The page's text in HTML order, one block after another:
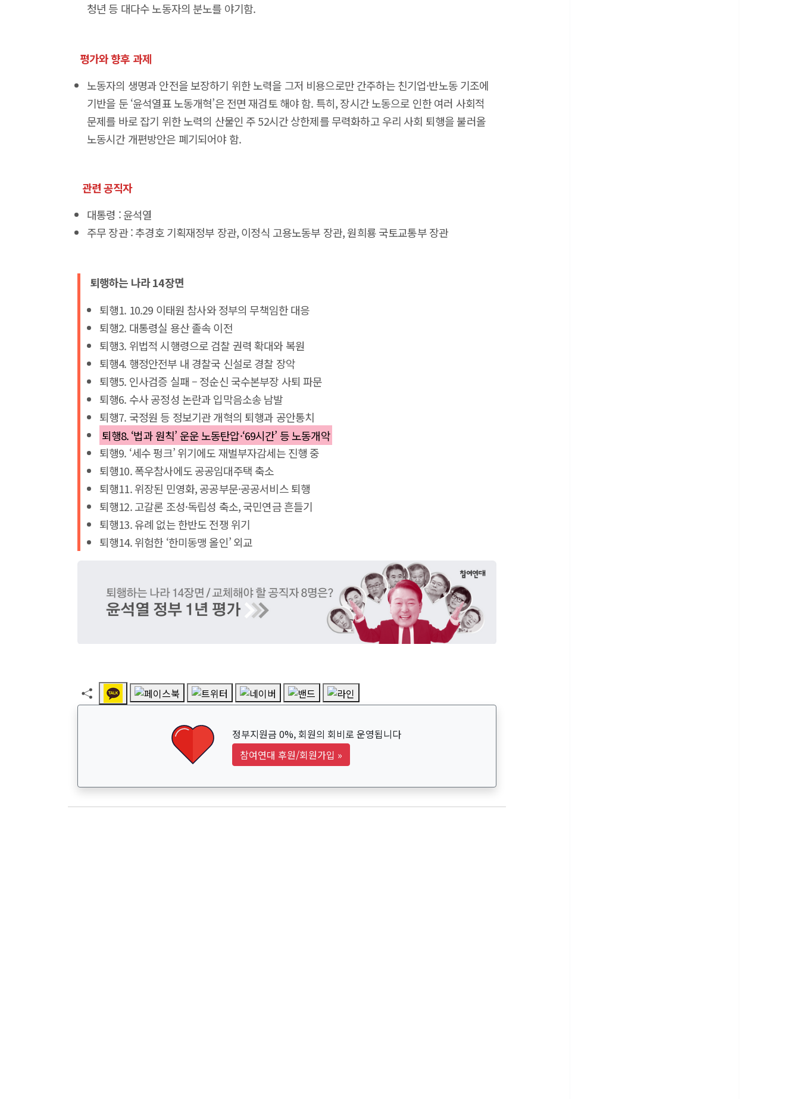
청년 등 대다수 노동자의 분노를 야기함.
평가와 향후 과제
노동자의 생명과 안전을 보장하기 위한 노력을 그저 비용으로만 간주하는 친기업·반노동 기조에
기반을 둔 ‘윤석열표 노동개혁’은 전면 재검토 해야 함. 특히, 장시간 노동으로 인한 여러 사회적
문제를 바로 잡기 위한 노력의 산물인 주 52시간 상한제를 무력화하고 우리 사회 퇴행을 불러올
노동시간 개편방안은 폐기되어야 함.
관련 공직자
대통령 : 윤석열
주무 장관 : 추경호 기획재정부 장관, 이정식 고용노동부 장관, 원희룡 국토교통부 장관
퇴행하는 나라 14장면
퇴행1. 10.29 이태원 참사와 정부의 무책임한 대응
퇴행2. 대통령실 용산 졸속 이전
퇴행3. 위법적 시행령으로 검찰 권력 확대와 복원
퇴행4. 행정안전부 내 경찰국 신설로 경찰 장악
퇴행5. 인사검증 실패 – 정순신 국수본부장 사퇴 파문
퇴행6. 수사 공정성 논란과 입막음소송 남발
퇴행7. 국정원 등 정보기관 개혁의 퇴행과 공안통치
퇴행8. ‘법과 원칙’ 운운 노동탄압·‘69시간’ 등 노동개악
퇴행9. ‘세수 펑크’ 위기에도 재벌부자감세는 진행 중
퇴행10. 폭우참사에도 공공임대주택 축소
퇴행11. 위장된 민영화, 공공부문·공공서비스 퇴행
퇴행12. 고갈론 조성·독립성 축소, 국민연금 흔들기
퇴행13. 유례 없는 한반도 전쟁 위기
퇴행14. 위험한 ‘한미동맹 올인’ 외교
정부지원금 0%, 회원의 회비로 운영됩니다
참여연대 후원/회원가입 »